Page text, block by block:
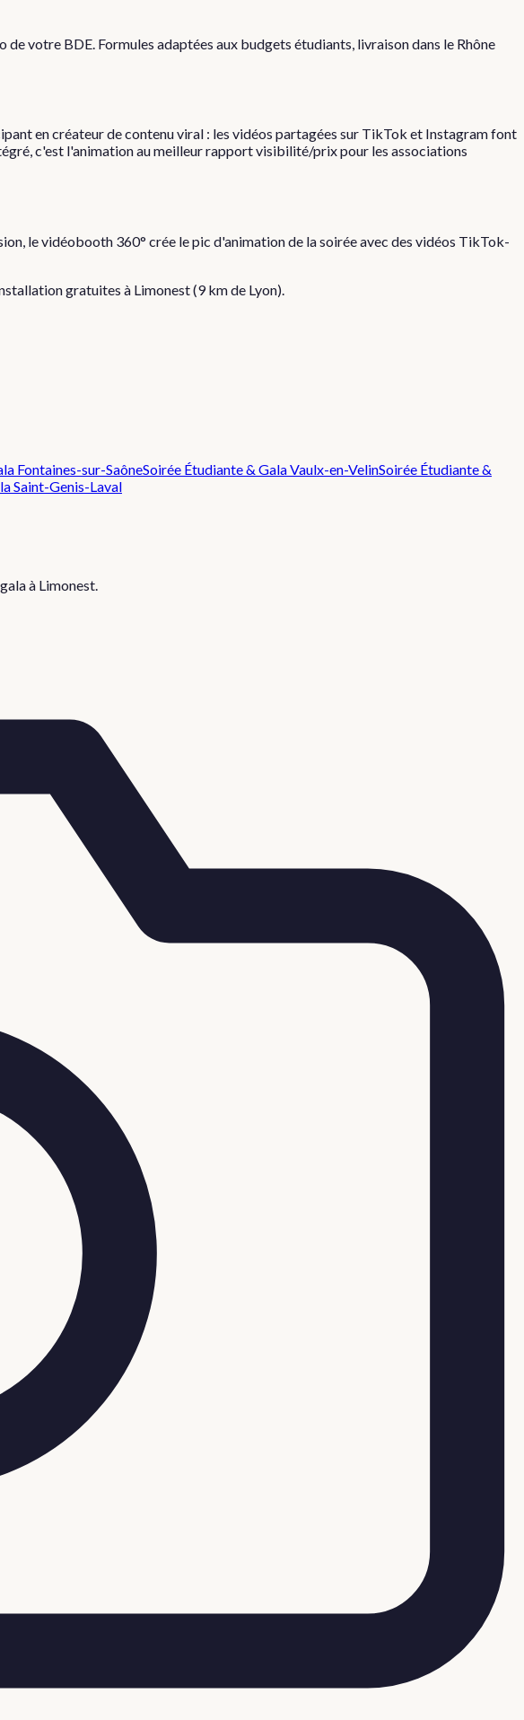
votre BDE. Formules adaptées aux budgets étudiants, livraison dans le Rhône
en créateur de contenu viral : les vidéos partagées sur TikTok et Instagram font
c'est l'animation au meilleur rapport visibilité/prix pour les associations
le vidéobooth 360° crée le pic d'animation de la soirée avec des vidéos TikTok-
gratuites à Limonest(9km de Lyon).
Fontaines-sur-SaôneSoirée Étudiante & GalaVaulx-en-VelinSoirée Étudiante &
Saint-Genis-Laval
à Limonest.